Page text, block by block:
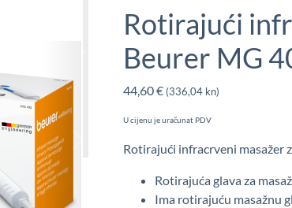
Rotirajući
Beurer MG
44,60€ (336,04 kn)
U cijenu je uračunat PDV
Rotirajući infracrveni masažer
Rotirajuća glava za
Ima rotirajuću masažnu